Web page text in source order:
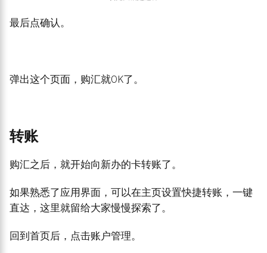
最后点确认。
弹出这个页面，购汇就OK了。
转账
购汇之后，就开始向新办的卡转账了。
如果熟悉了应用界面，可以在主页设置快捷转账，一键
直达，这里就留给大家慢慢探索了。
回到首页后，点击账户管理。